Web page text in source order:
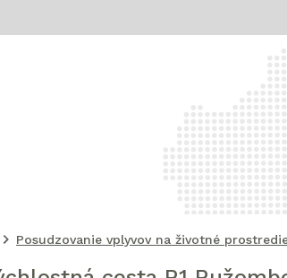
Posudzovanie vplyvov na životné